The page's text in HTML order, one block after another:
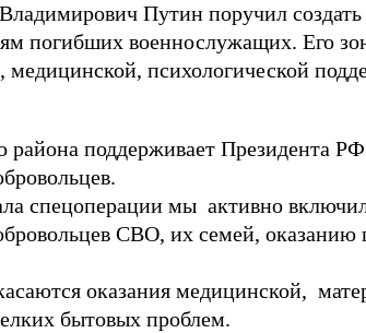
Путин поручил
погибших военнослужащих. Его
медицинской, психологической
района поддерживает Президента
спецоперации мы активно
СВО, их семей,
оказания медицинской,
бытовых проблем.